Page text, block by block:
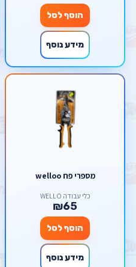
הוסף לסל
מידע נוסף
מספרי פח welloo
כלי עבודה WELLO
₪65
הוסף לסל
מידע נוסף